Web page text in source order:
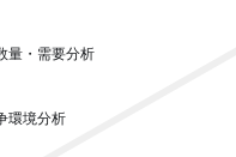
量・需要分析
環境分析